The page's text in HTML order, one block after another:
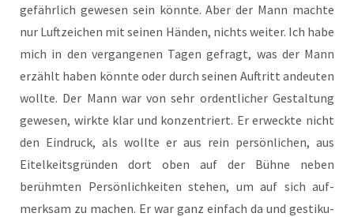
gefähr­lich gewe­sen sein könn­te. Aber der Mann mach­te
nur Luft­zei­chen mit sei­nen Hän­den, nichts wei­ter. Ich habe
mich in den ver­gan­ge­nen Tagen gefragt, was der Mann
erzählt haben könn­te oder durch sei­nen Auf­tritt andeu­ten
woll­te. Der Mann war von sehr ordent­li­cher Gestal­tung
gewe­sen, wirk­te klar und kon­zen­triert. Er erweck­te nicht
den Ein­druck, als woll­te er aus rein per­sön­li­chen, aus
Eitel­keits­grün­den dort oben auf der Büh­ne neben
berühm­ten Per­sön­lich­kei­ten ste­hen, um auf sich auf­
merk­sam zu machen. Er war ganz ein­fach da und ges­ti­ku­